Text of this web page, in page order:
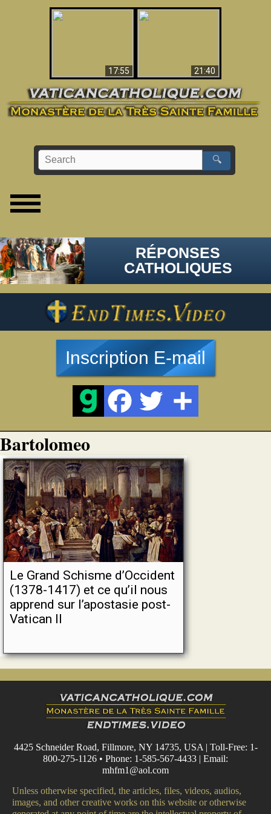
17:55
21:40
🔍
RÉPONSES
CATHOLIQUES
Inscription E-mail
Bartolomeo
Le Grand Schisme d’Occident
(1378-1417) et ce qu’il nous
apprend sur l’apostasie post-
Vatican II
4425 Schneider Road, Fillmore, NY 14735, USA | Toll-Free: 1-
800-275-1126 • Phone: 1-585-567-4433 | Email:
mhfm1@aol.com
Unless otherwise specified, the articles, files, videos, audios,
images, and other creative works on this website or otherwise